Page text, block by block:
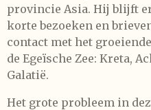
provincie Asia. Hij blijft
korte bezoeken en
contact met het
de Egeïsche Zee: Kreta,
Galatië.
Het grote probleem in